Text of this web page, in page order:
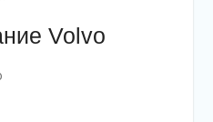
Volvo